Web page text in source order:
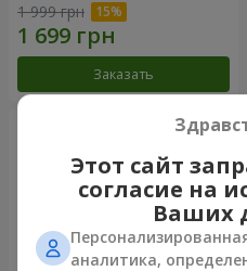
1 999 грн
Заказать
Этот сайт
согласие на
Ваших
аналитика,